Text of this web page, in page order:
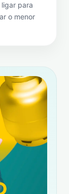
para
o menor